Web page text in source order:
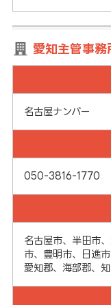
愛知主管事務
名古屋ナンバー
050-3816-1770
名古屋市、半田市
市、豊明市、日進
愛知郡、海部郡、